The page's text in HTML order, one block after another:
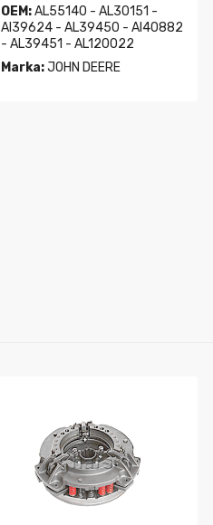
OEM:AL55140 - AL30151 -
Al39624 - AL39450 - Al40882
- AL39451 - AL120022
Marka:JOHN DEERE